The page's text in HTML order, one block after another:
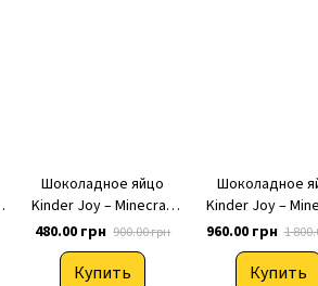
Шоколадное яйцо
Kinder Joy – Minecraft
Киндер Джой
Майнкрафт (коллекция
2026) 20 г, 6 шт
480.00 грн 900.00 грн
Купить
Шоколадное
Kinder Joy –
Киндер
Майнкрафт
2026) 20 г,
960.00 грн 1
Купить